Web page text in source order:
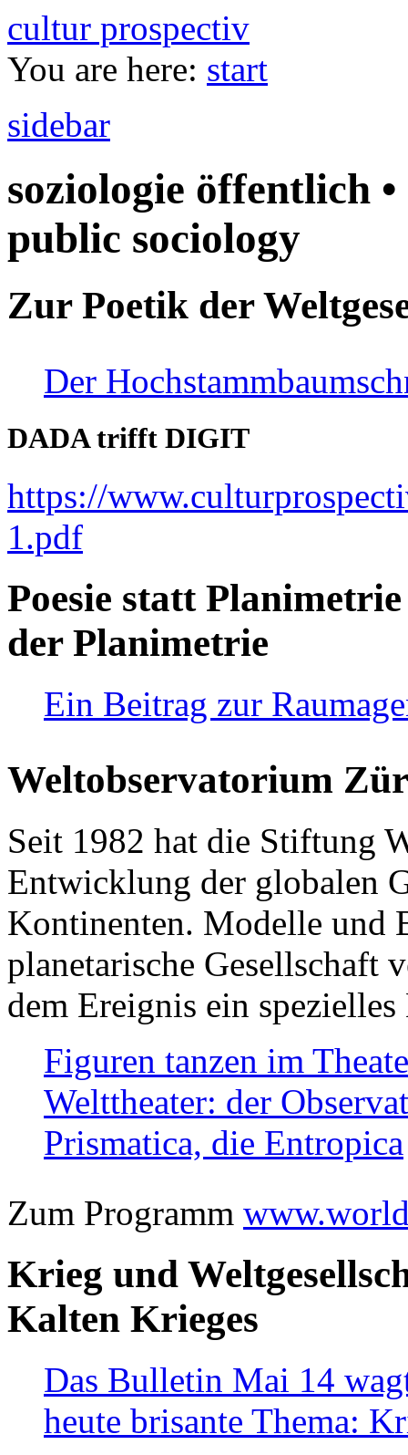
cultur prospectiv
You are here: start
sidebar
soziologie öffentlich
public sociology
Zur Poetik der
Der
DADA trifft DIGIT
https://
1.pdf
Poesie statt
der Planimetrie
Ein Beitrag zur
Weltobservatorium
Seit 1982 hat die Stiftung
Entwicklung der globalen
Kontinenten. Modelle und
planetarische Gesellschaft
dem Ereignis ein
Figuren tanzen im
Welttheater: der
Prismatica, die Entropica
Zum Programm
Krieg und
Kalten Krieges
Das Bulletin Mai 14
heute brisante Thema: